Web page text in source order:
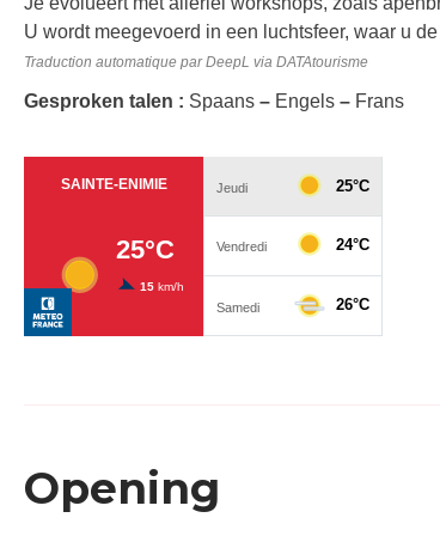
U wordt meegevoerd in een luchtsfeer, waar u
Traduction automatique par DeepL via DATAtourisme
Gesproken talen : Spaans – Engels – Frans
Opening